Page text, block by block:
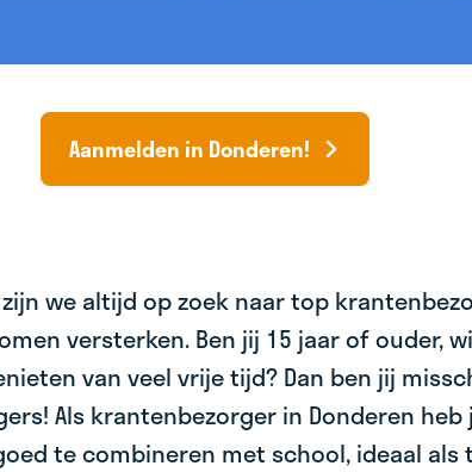
Aanmelden in Donderen!
we altijd op zoek naar top
versterken. Ben jij 15 jaar of ouder,
van veel vrije tijd? Dan ben jij
Als krantenbezorger in Donderen heb
te combineren met school, ideaal als